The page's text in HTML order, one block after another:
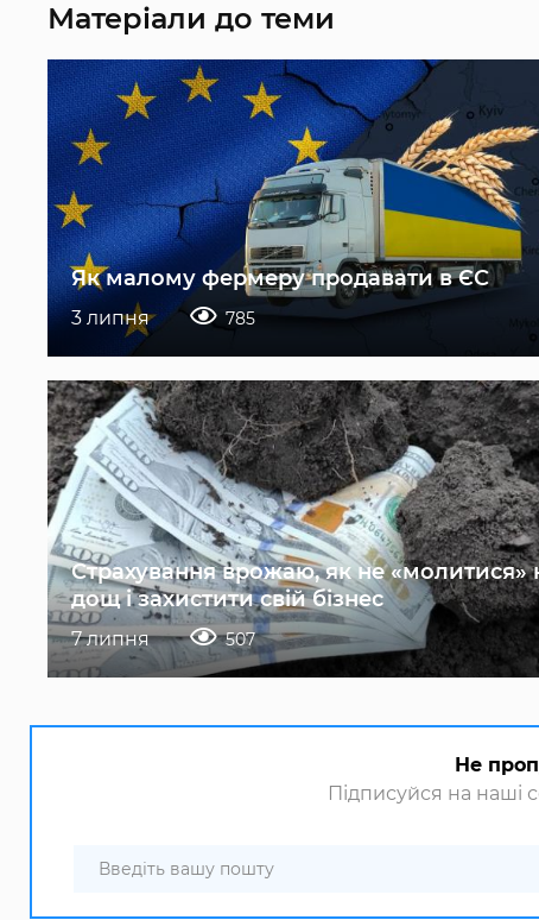
Матеріали до теми
Як малому фермеру продавати в ЄС
3 липня 785
Страхування врожаю, як не «молитися»
дощ і захистити свій бізнес
7 липня 507
Не
Підписуйся на наші